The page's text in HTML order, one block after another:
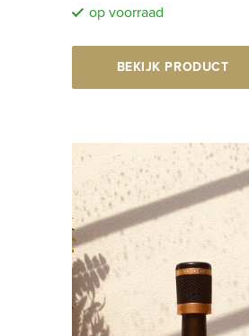
op voorraad
BEKIJK PRODUCT